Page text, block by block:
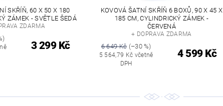
SKŘÍŇ, 60 X 50 X 180
ZÁMEK - SVĚTLE ŠEDÁ
ZDARMA
3 299 Kč
KOVOVÁ ŠATNÍ SKŘÍŇ 6 BOXŮ, 90 X 45 X
185 CM, CYLINDRICKÝ ZÁMEK -
ČERVENÁ
+ DOPRAVA ZDARMA
6 649 Kč(–30 %)
5 564,79 Kč včetně
DPH
4 599 Kč